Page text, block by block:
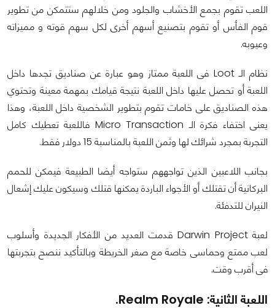
اللعب تقوم بجمع الأخشاب والجلود ومن خلالهم ستتمكن من تطوير
قوم الفأس أو تقوم بتصنيع أسهم أخرى لكل سهم قوته و مميزاته
وعيوبه.
نظام الـ Loot فى اللعبة ممتاز وهو عبارة عن صناديق تجدها داخل
اللعبة أو تحصل عليها داخل اللعبة نتيجة قيامك بمهمة معينة وتحتوي
هذه الصناديق على خامات تقوم بتطوير الشخصية داخل اللعبة، وهذا
يعنى اختفاء فكرة الـ Micro Transaction فاللعبة تعطيك كامل
التجربة بمجرد شرائك لها وثمن اللعبة بالمناسبة 15 دولار فقط.
بجانب اللاعبين الذين تواجههم ستواجه أيضا الطبيعة فيمكن للحمم
البركانية أن تقتلك أو الأجواء الباردة يمكنها قتلك وسيكون عليك إشعال
النيران للتدفئة.
لعبة Darwin Project قدمت العديد من الأفكار الجديدة وأسلوب
لعب ممتع وحماسى خاصة مع صغر الخريطة وبالتأكيد ننصح بتجربتها
فى أقرب وقت.
اللعبة الثانية: Realm Royale.